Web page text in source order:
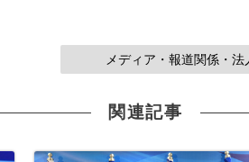
メディア・報道関係・
関連記事